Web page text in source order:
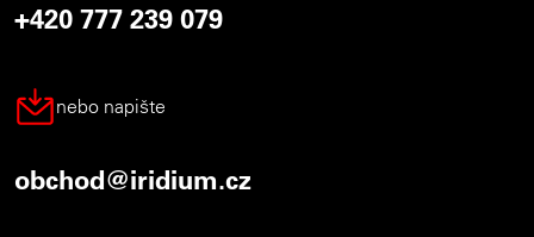
+420 777 239 079
nebo napište
obchod@iridium.cz